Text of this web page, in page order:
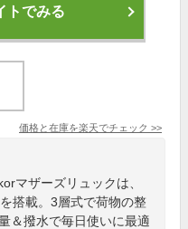
トでみる
価格と在庫を楽天でチェック >>
マザーズリュックは、
搭載。3層式で荷物の整
＆撥水で毎日使いに最適